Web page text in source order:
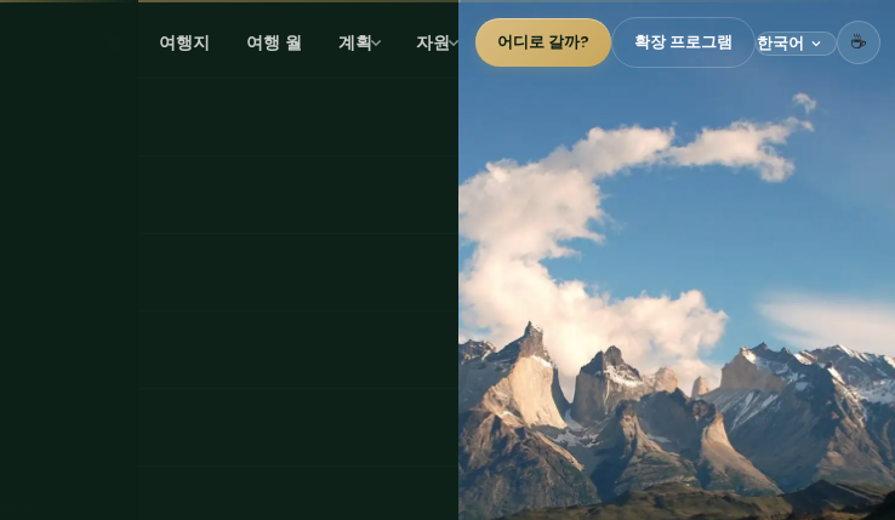
여행지 여행 월 계획 자원 어디로 갈까? 확장 프로그램 ☕
푼